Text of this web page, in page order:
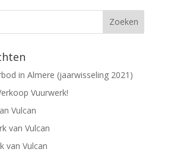
in Almere (jaarwisseling 2021)
Vuurwerk!
Vulcan
van Vulcan
van Vulcan